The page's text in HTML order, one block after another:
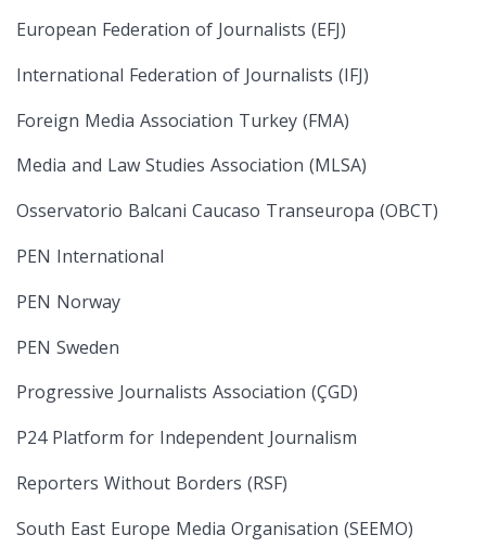
European Federation of Journalists (EFJ)
International Federation of Journalists (IFJ)
Foreign Media Association Turkey (FMA)
Media and Law Studies Association (MLSA)
Osservatorio Balcani Caucaso Transeuropa (OBCT)
PEN International
PEN Norway
PEN Sweden
Progressive Journalists Association (ÇGD)
P24 Platform for Independent Journalism
Reporters Without Borders (RSF)
South East Europe Media Organisation (SEEMO)